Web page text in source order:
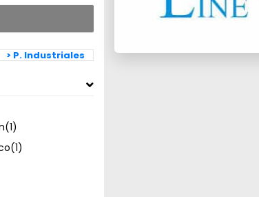
> P. Industriales
(1)
(1)